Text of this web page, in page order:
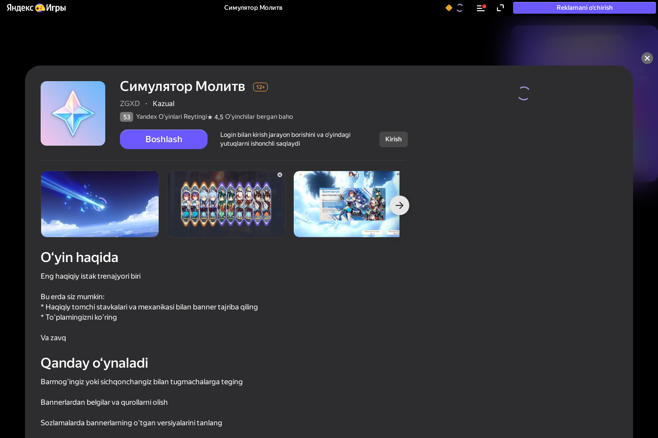
Симулятор Молитв Reklamani o‘chirish
50+ eng yaxshi o‘yinlar, hatto
«o‘ynamaydigan» odamlar ham
Bekor qilish
Симулятор
Молитв
12+
ZGXD
Kazual
53 Yandex O'yinlari Reytingi
Симулятор Молитв 12+
ZGXD · Kazual
53 Yandex O'yinlari Reytingi 4,5 Oʻyinchilar bergan baho
Boshlash
Login bilan kirish jarayon borishini va o‘yindagi
yutuqlarni ishonchli saqlaydi
Kirish
O‘yin haqida
Eng haqiqiy istak trenajyori biri
Bu erda siz mumkin:
* Haqiqiy tomchi stavkalari va mexanikasi bilan banner tajriba qiling
* To'plamingizni ko'ring
Va zavq
Qanday o‘ynaladi
Barmog'ingiz yoki sichqonchangiz bilan tugmachalarga teging
Bannerlardan belgilar va qurollarni olish
Sozlamalarda bannerlarning o'tgan versiyalarini tanlang